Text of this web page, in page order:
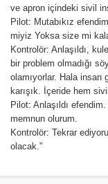
ve apron içindeki sivil
Pilot: Mutabıkız
miyiz Yoksa size mi
Kontrolör: Anlaşıldı,
bir problem olmadığı
olamıyorlar. Hala insan
karışık. İçeride hem
Pilot: Anlaşıldı
memnun olurum.
Kontrolör: Tekrar
olacak.”